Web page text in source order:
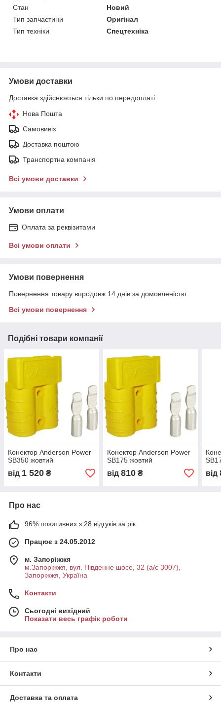
Стан
Новий
Тип запчастини
Оригінал
Тип техніки
Спецтехніка
Умови доставки
Доставка здійснюється тільки по передоплаті.
Нова Пошта
Самовивіз
Доставка поштою
Транспортна компанія
Всі умови доставки
Умови оплати
Оплата за реквізитами
Всі умови оплати
Умови повернення
Повернення товару впродовж 14 днів за домовленістю
Всі умови повернення
Подібні товари компанії
Конектор Anderson Power
SB350 жовтий
від 1 520 ₴
Конектор Anderson Power
SB175 жовтий
від 810₴ від
Про нас
96% позитивних з 28 відгуків за рік
Працює з 24.05.2012
м. Запоріжжя
м.Запоріжжя, вул. Південне шосе, 32 (а/с 3007),
Запоріжжя, Україна
Контакти
Сьогодні вихідний
Показати весь графік роботи
Про нас
Контакти
Доставка та оплата